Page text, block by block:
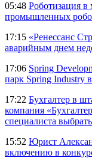
05:48 Роботизация в
промышленных
17:15 «Ренессанс
аварийным днем
17:06 Spring
парк Spring Industry
17:22 Бухгалтер в
компания
специалиста
15:52 Юрист
включению в